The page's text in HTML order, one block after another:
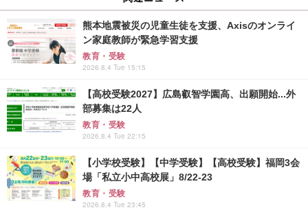
熊本地震被災の児童生徒を支援、Axisのオンライ
ン家庭教師が緊急学習支援
教育・受験
2026.8.4 Tue 15:15
【高校受験2027】広島叡智学園高、出願開始...外
部募集は22人
教育・受験
2026.8.4 Tue 22:15
【小学校受験】【中学受験】【高校受験】福岡3会
場「私立小中高校展」8/22-23
教育・受験
2026.8.4 Tue 23:45